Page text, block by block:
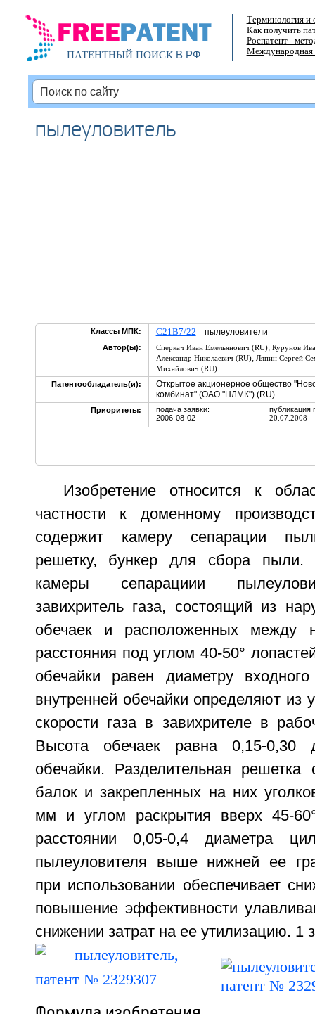
ПАТЕНТНЫЙ ПОИСКВ РФ
Терминология и
Как получить
Роспатент -
Международная
пылеуловитель
Классы МПК: C21B7/22 пылеуловители
Автор(ы): Сперкач Иван Емельянович (RU), Курунов
Александр Николаевич (RU), Ляпин Сергей
Михайлович (RU)
Патентообладатель(и):
Открытое акционерное общество
комбинат" (ОАО "НЛМК") (RU)
Приоритеты:
подача заявки:
2006-08-02
публикация
20.07.2008
Изобретение относится к
частности к доменному
содержит камеру сепарации
решетку, бункер для сбора пыли.
камеры сепарациии
завихритель газа, состоящий из
обечаек и расположенных между
расстояния под углом 40-50°
обечайки равен диаметру
внутренней обечайки определяют из
скорости газа в завихрителе в
Высота обечаек равна 0,15-0,30
обечайки. Разделительная решетка
балок и закрепленных на них
мм и углом раскрытия вверх 45-
расстоянии 0,05-0,4 диаметра
пылеуловителя выше нижней ее
при использовании обеспечивает
повышение эффективности
снижении затрат на ее утилизацию. 1